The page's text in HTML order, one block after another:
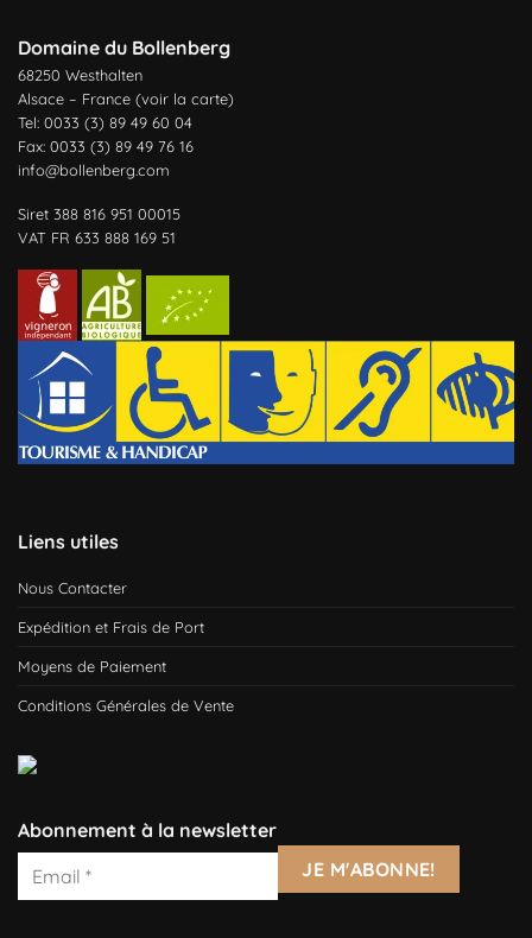
Domaine du Bollenberg
68250 Westhalten
Alsace – France (voir la carte)
Tel: 0033 (3) 89 49 60 04
Fax: 0033 (3) 89 49 76 16
info@bollenberg.com
Siret 388 816 951 00015
VAT FR 633 888 169 51
Liens utiles
Nous Contacter
Expédition et Frais de Port
Moyens de Paiement
Conditions Générales de Vente
Abonnement à la newsletter